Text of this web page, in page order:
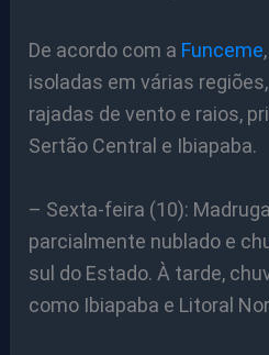
De acordo com a Funceme
isoladas em várias
rajadas de vento e raios,
Sertão Central e Ibiapaba.
– Sexta-feira (10):
parcialmente nublado e
sul do Estado. À tarde,
como Ibiapaba e Litoral